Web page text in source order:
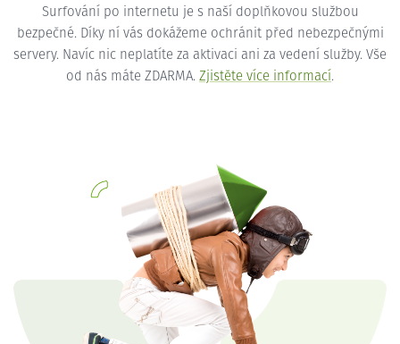
Surfování po internetu je s naší doplňkovou službou
bezpečné. Díky ní vás dokážeme ochránit před nebezpečnými
servery. Navíc nic neplatíte za aktivaci ani za vedení služby. Vše
od nás máte ZDARMA. Zjistěte více informací.